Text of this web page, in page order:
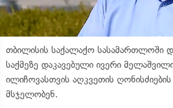
თბილისის საქალაქო სასამართლოში
საქმეზე დაკავებული ივერი
ილიჩოვასთვის აღკვეთის
მსჯელობენ.